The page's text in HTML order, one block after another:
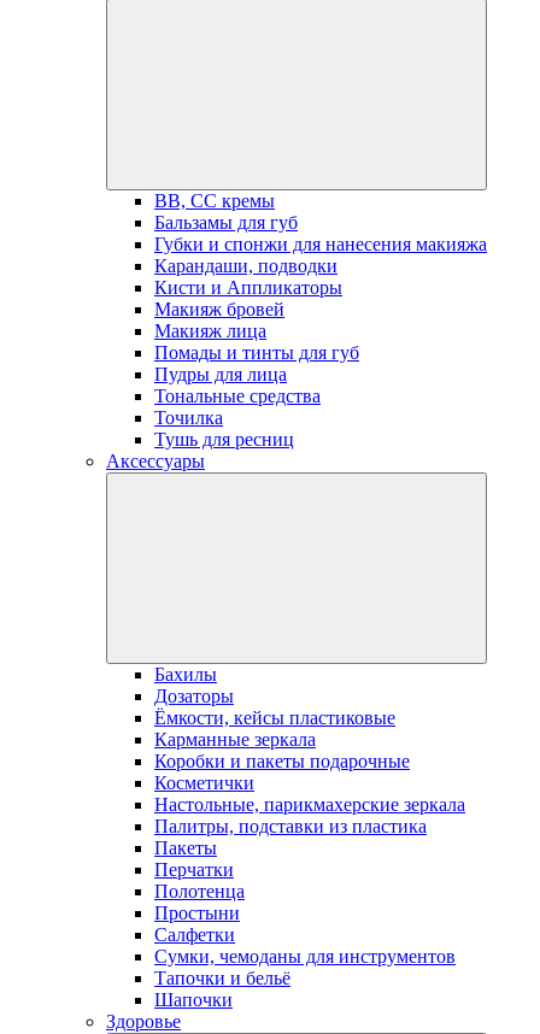
BB, СС кремы
Бальзамы для губ
Губки и спонжи для нанесения макияжа
Карандаши, подводки
Кисти и Аппликаторы
Макияж бровей
Макияж лица
Помады и тинты для губ
Пудры для лица
Тональные средства
Точилка
Тушь для ресниц
Аксессуары
Бахилы
Дозаторы
Ёмкости, кейсы пластиковые
Карманные зеркала
Коробки и пакеты подарочные
Косметички
Настольные, парикмахерские зеркала
Палитры, подставки из пластика
Пакеты
Перчатки
Полотенца
Простыни
Салфетки
Сумки, чемоданы для инструментов
Тапочки и бельё
Шапочки
Здоровье